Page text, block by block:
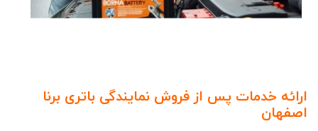
ارائه خدمات پس از فروش نمایندگی باتری برنا
اصفهان